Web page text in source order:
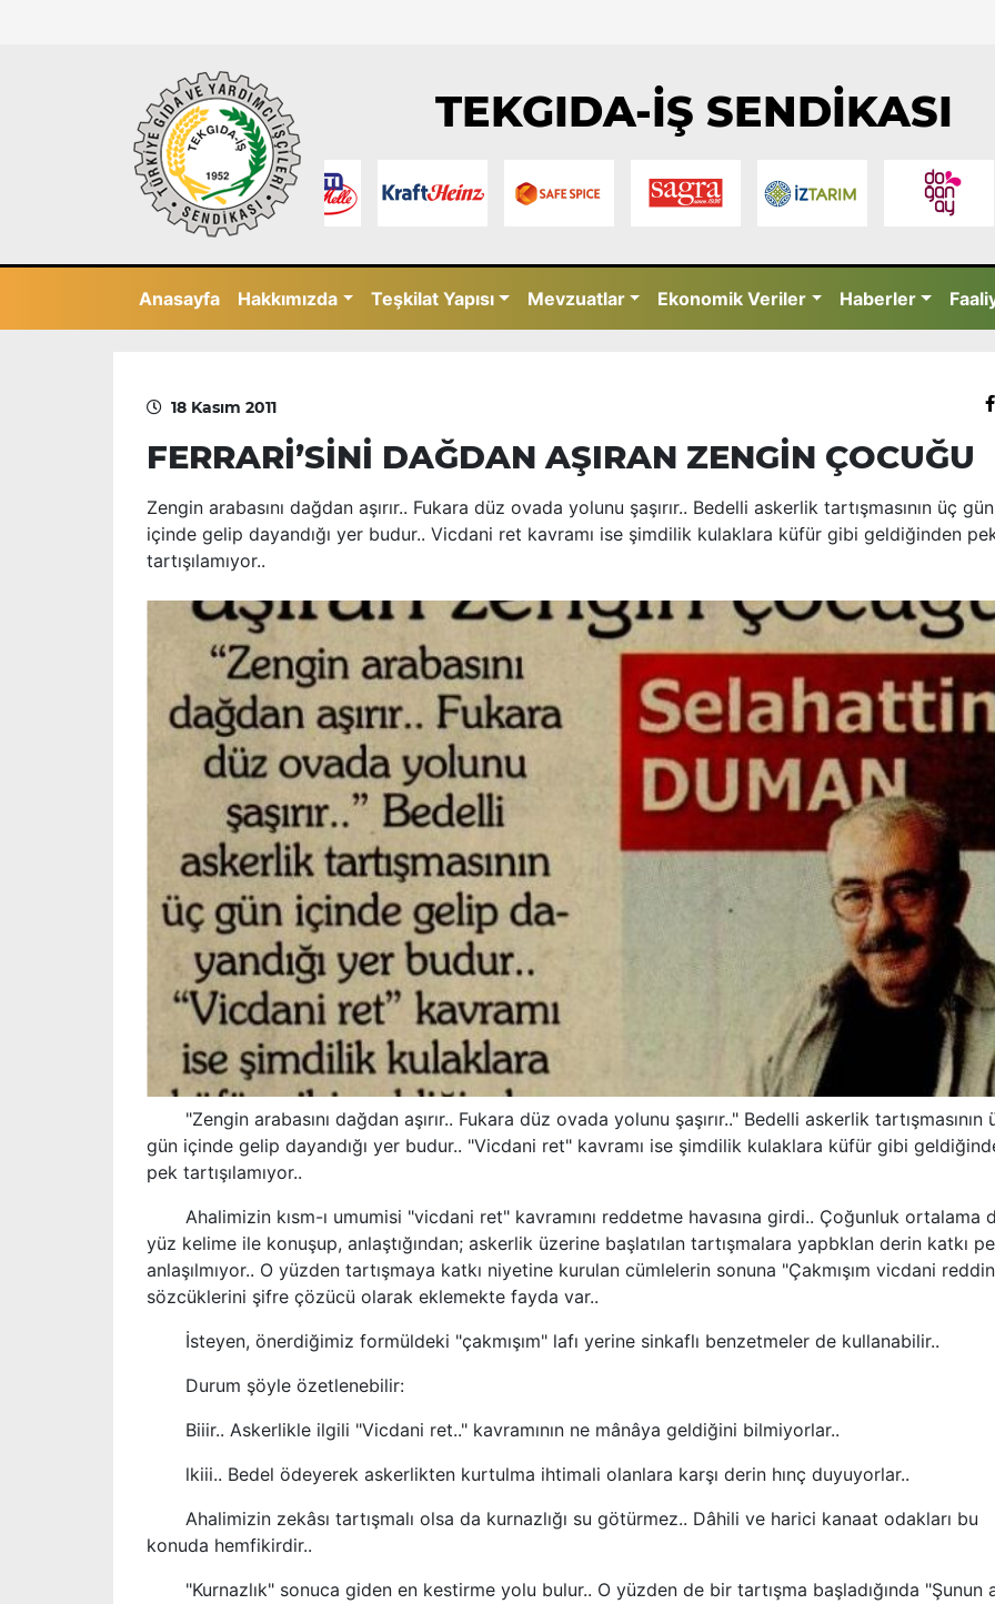
TEKGIDA-İŞ SENDİKASI
Anasayfa Hakkımızda Teşkilat Yapısı Mevzuatlar Ekonomik Veriler Haberler
18 Kasım 2011
FERRARİ’SİNİ DAĞDAN AŞIRAN ZENGİN ÇOCUĞU
Zengin arabasını dağdan aşırır.. Fukara düz ovada yolunu şaşırır.. Bedelli askerlik tartışmasının üç gün
içinde gelip dayandığı yer budur.. Vicdani ret kavramı ise şimdilik kulaklara küfür gibi geldiğinden
tartışılamıyor..
"Zengin arabasını dağdan aşırır.. Fukara düz ovada yolunu şaşırır.." Bedelli askerlik tartışmasının
gün içinde gelip dayandığı yer budur.. "Vicdani ret" kavramı ise şimdilik kulaklara küfür gibi
pek tartışılamıyor..
Ahalimizin kısm-ı umumisi "vicdani ret" kavramını reddetme havasına girdi.. Çoğunluk ortalama
yüz kelime ile konuşup, anlaştığından; askerlik üzerine başlatılan tartışmalara yapbklan derin katkı
anlaşılmıyor.. O yüzden tartışmaya katkı niyetine kurulan cümlelerin sonuna "Çakmışım vicdani
sözcüklerini şifre çözücü olarak eklemekte fayda var..
İsteyen, önerdiğimiz formüldeki "çakmışım" lafı yerine sinkaflı benzetmeler de kullanabilir..
Durum şöyle özetlenebilir:
Biiir.. Askerlikle ilgili "Vicdani ret.." kavramının ne mânâya geldiğini bilmiyorlar..
lkiii.. Bedel ödeyerek askerlikten kurtulma ihtimali olanlara karşı derin hınç duyuyorlar..
Ahalimizin zekâsı tartışmalı olsa da kurnazlığı su götürmez.. Dâhili ve harici kanaat odakları bu
konuda hemfikirdir..
"Kurnazlık" sonuca giden en kestirme yolu bulur.. O yüzden de bir tartışma başladığında "Şunun